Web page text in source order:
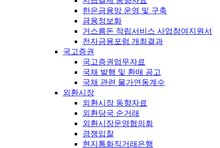
한은금융망 운영 및 구축
금융정보화
거스름돈 적립서비스 사업참여지원서
전자금융포럼 개최결과
국고증권
국고증권업무자료
국채 발행 및 환매 공고
국채 관련 물가연동계수
외환시장
외환시장 동향자료
외환당국 순거래
외환시장운영협의회
경쟁입찰
현지통화직거래은행